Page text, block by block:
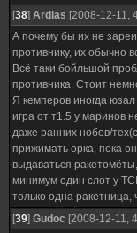
[38] Ardias [2008-12-11,
А почему бы их не
противнику, их обычно
Всё таки бойльшой
противника. Стоит
Я кемперов иногда
игра от т1.5 у маринов
даже ранних нобов/
прижимать орка, пока
выдаваться
минимум один слот у
только одна ракетница,
[39] Gudoc [2008-12-11,